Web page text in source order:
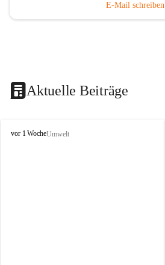
E-Mail schreiben
Aktuelle Beiträge
V
vor 1 WocheUmwelt